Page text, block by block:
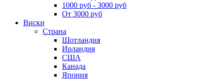
1000 руб - 3000 руб
От 3000 руб
Виски
Страна
Шотландия
Ирландия
США
Канада
Япония